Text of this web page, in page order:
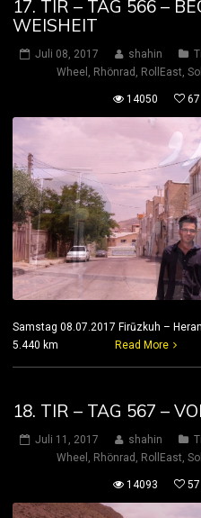
17. TIR – TAG 566 –
WEISHEIT
Juli 08, 2017 shahin
Wheel , Rhönrad , RollEast,
14050 67
Samstag 08.07.2017 Firūzkuh –
5.440 km Read More
18. TIR – TAG 567 –
Juli 11, 2017 shahin
Wheel
Rhönrad RollEast
14093 57